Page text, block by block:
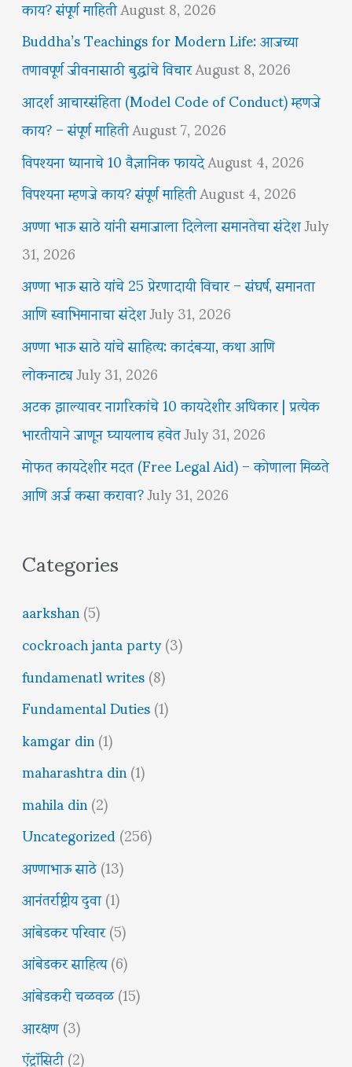
Buddha’s Teachings for Modern Life: आजच्या
तणावपूर्ण जीवनासाठी बुद्धांचे विचारAugust 8, 2026
आदर्श आचारसंहिता (Model Code of Conduct) म्हणजे
काय? – संपूर्ण माहितीAugust 7, 2026
विपश्यना ध्यानाचे 10 वैज्ञानिक फायदेAugust 4, 2026
विपश्यना म्हणजे काय? संपूर्ण माहितीAugust 4, 2026
अण्णा भाऊ साठे यांनी समाजाला दिलेला समानतेचा संदेशJuly
31, 2026
अण्णा भाऊ साठे यांचे 25 प्रेरणादायी विचार – संघर्ष, समानता
आणि स्वाभिमानाचा संदेशJuly 31, 2026
अण्णा भाऊ साठे यांचे साहित्य: कादंबऱ्या, कथा आणि
लोकनाट्यJuly 31, 2026
अटक झाल्यावर नागरिकांचे 10 कायदेशीर अधिकार | प्रत्येक
भारतीयाने जाणून घ्यायलाच हवेतJuly 31, 2026
मोफत कायदेशीर मदत (Free Legal Aid) – कोणाला मिळते
आणि अर्ज कसा करावा?July 31, 2026
Categories
aarkshan(5)
cockroach janta party(3)
fundamenatl writes(8)
Fundamental Duties(1)
kamgar din(1)
maharashtra din(1)
mahila din(2)
Uncategorized(256)
अण्णाभाऊ साठे(13)
आनंतर्राष्ट्रीय दुवा(1)
आंबेडकर परिवार(5)
आंबेडकर साहित्य(6)
आंबेडकरी चळवळ(15)
आरक्षण(3)
ऍट्रॉसिटी(2)